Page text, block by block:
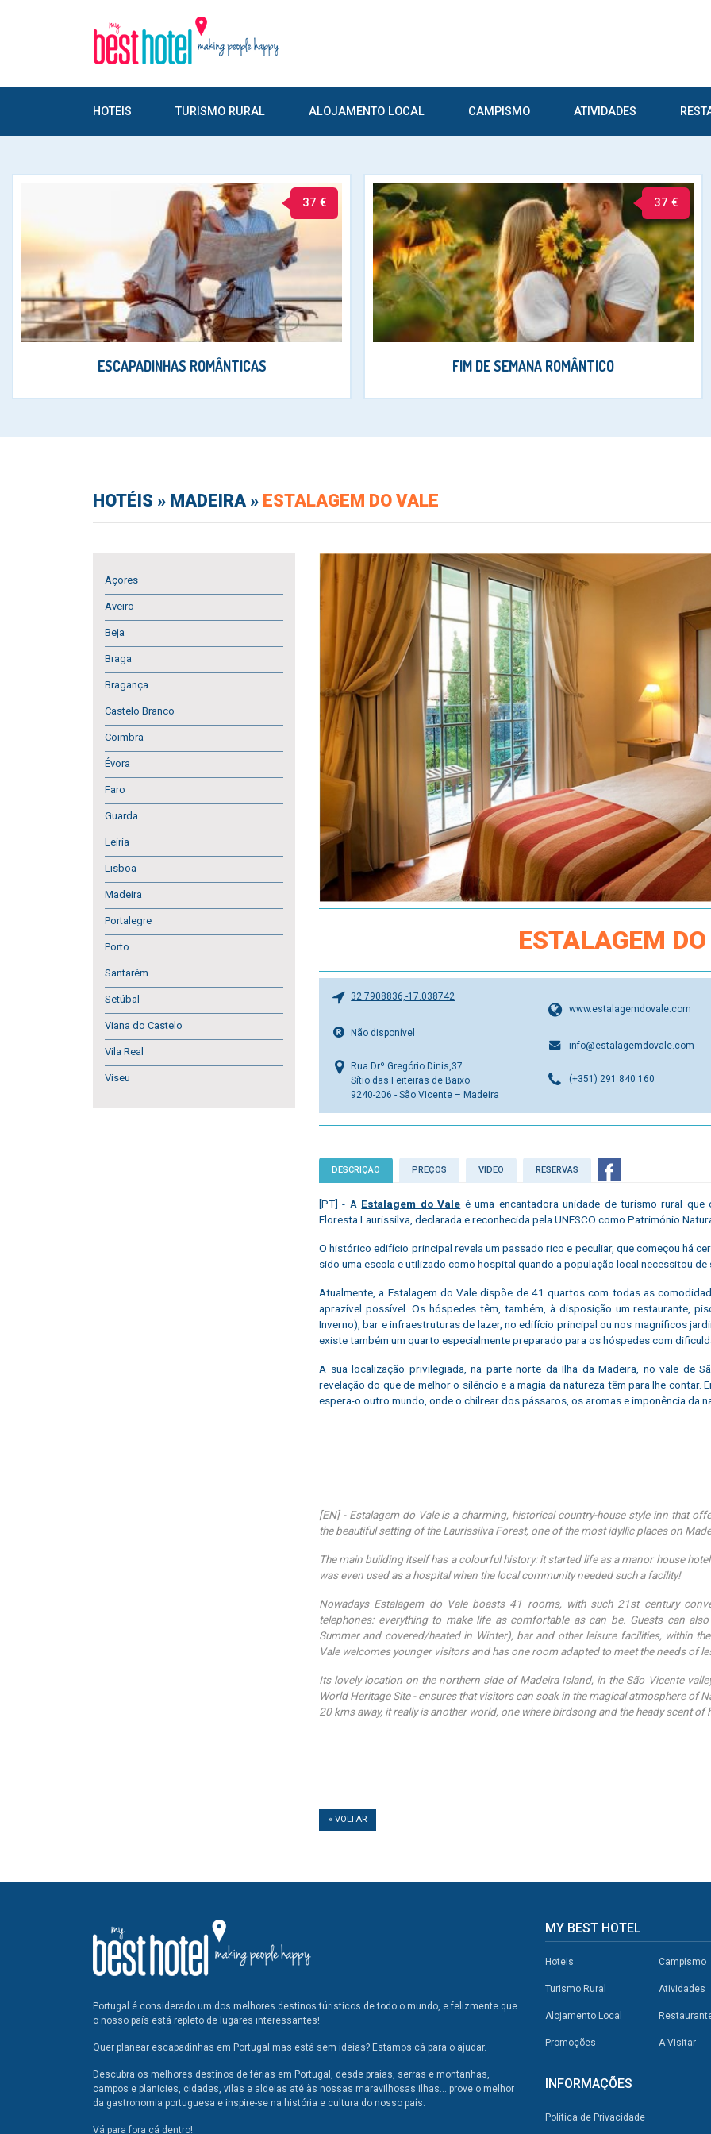
HOTEIS TURISMO RURAL ALOJAMENTO LOCAL CAMPISMO ATIVIDADES
37 €
ESCAPADINHAS ROMÂNTICAS
37 €
FIM DE SEMANA ROMÂNTICO
HOTÉIS » MADEIRA » ESTALAGEM DO VALE
Açores
Aveiro
Beja
Braga
Bragança
Castelo Branco
Coimbra
Évora
Faro
Guarda
Leiria
Lisboa
Madeira
Portalegre
Porto
Santarém
Setúbal
Viana do Castelo
Vila Real
Viseu
ESTALAGEM
32.7908836,-17.038742
Não disponível
Rua Drº Gregório Dinis,37
Sítio das Feiteiras de Baixo
9240-206 - São Vicente – Madeira
www.estalagemdovale.com
info@estalagemdovale.com
(+351) 291 840 160
DESCRIÇÃO PREÇOS VIDEO RESERVAS
[PT] - A Estalagem do Vale é uma encantadora unidade de turismo rural
Floresta Laurissilva, declarada e reconhecida pela UNESCO como Património
O histórico edifício principal revela um passado rico e peculiar, que começou há
sido uma escola e utilizado como hospital quando a população local necessitou de
Atualmente, a Estalagem do Vale dispõe de 41 quartos com todas as
aprazível possível. Os hóspedes têm, também, à disposição um restaurante,
Inverno), bar e infraestruturas de lazer, no edifício principal ou nos magníficos
existe também um quarto especialmente preparado para os hóspedes com
A sua localização privilegiada, na parte norte da Ilha da Madeira, no vale de
revelação do que de melhor o silêncio e a magia da natureza têm para lhe contar.
espera-o outro mundo, onde o chilrear dos pássaros, os aromas e imponência da
[EN] - Estalagem do Vale is a charming, historical country-house style inn that
the beautiful setting of the Laurissilva Forest, one of the most idyllic places on
The main building itself has a colourful history: it started life as a manor house
was even used as a hospital when the local community needed such a facility!
Nowadays Estalagem do Vale boasts 41 rooms, with such 21st century
telephones: everything to make life as comfortable as can be. Guests can
Summer and covered/heated in Winter), bar and other leisure facilities, within
Vale welcomes younger visitors and has one room adapted to meet the needs of
Its lovely location on the northern side of Madeira Island, in the São Vicente
World Heritage Site - ensures that visitors can soak in the magical atmosphere of
20 kms away, it really is another world, one where birdsong and the heady scent
« VOLTAR
Portugal é considerado um dos melhores destinos túristicos de todo o mundo, e felizmente que
o nosso país está repleto de lugares interessantes!
Quer planear escapadinhas em Portugal mas está sem ideias? Estamos cá para o ajudar.
Descubra os melhores destinos de férias em Portugal, desde praias, serras e montanhas,
campos e planicies, cidades, vilas e aldeias até às nossas maravilhosas ilhas... prove o melhor
da gastronomia portuguesa e inspire-se na história e cultura do nosso país.
Vá para fora cá dentro!
MY BEST HOTEL
Hoteis
Turismo Rural
Alojamento Local
Promoções
Campismo
Atividades
A Visitar
INFORMAÇÕES
Política de Privacidade